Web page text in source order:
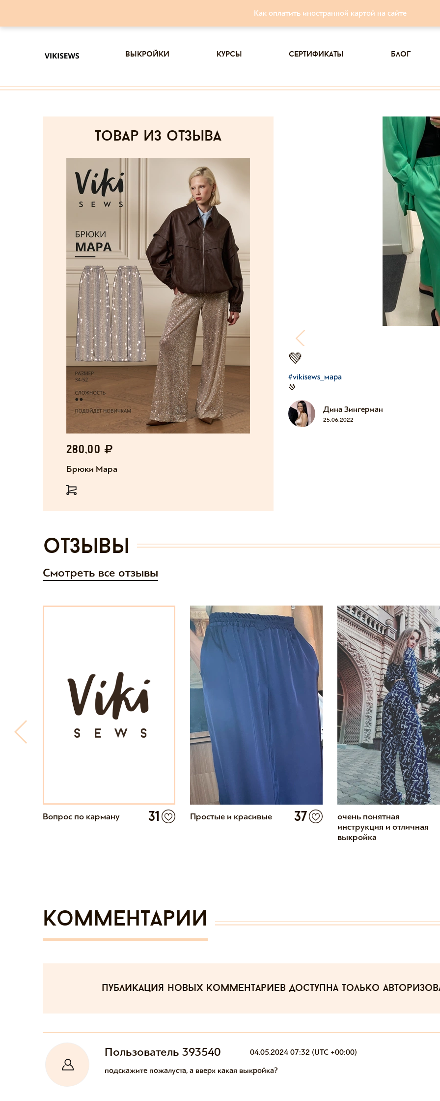
Как оплатить иностранной картой на сайте
выкройки курсы сертификаты блог
товар из отзыва
280,00
Брюки Мара
💚
#vikisews_мара
💚
Дина Зингерман
25.06.2022
отзывы
Смотреть все отзывы
Вопрос по карману 31 Простые и красивые 37
очень понятная
инструкция и отличная
выкройка
Комментарии
публикация новых комментариев доступна только
Пользователь 393540
04.05.2024 07:32 (UTC +00:00)
подскажите пожалуста, а вверх какая выкройка?